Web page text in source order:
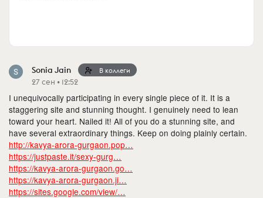
Sonia Jain В коллеги
27 сен • 12:52
I unequivocally participating in every single piece of it. It is a
staggering site and stunning thought. I genuinely need to lean
toward your heart. Nailed it! All of you do a stunning site, and
have several extraordinary things. Keep on doing plainly certain.
http://kavya-arora-gurgaon.pop…
https://justpaste.it/sexy-gurg…
https://kavya-arora-gurgaon.go…
https://kavya-arora-gurgaon.ji…
https://sites.google.com/view/…